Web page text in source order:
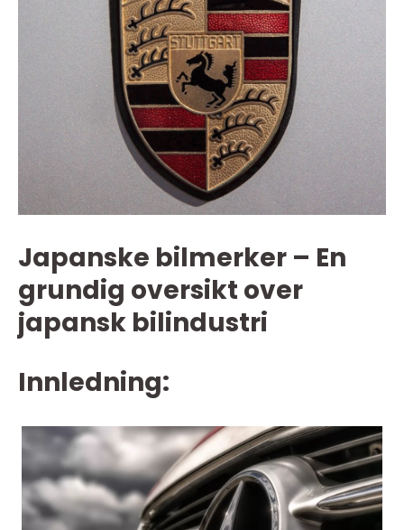
Japanske bilmerker – En
grundig oversikt over
japansk bilindustri
Innledning: